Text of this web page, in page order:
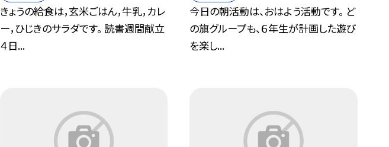
きょうの給食は，玄米ごはん，牛乳，カレ
ー，ひじきのサラダです。 読書週間献立
４日...
今日の朝活動は、おはよう活動です。 ど
の旗グループも、６年生が計画した遊び
を楽し...